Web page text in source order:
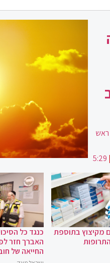
5:29
מקיצוץ בתוספת
כנגד כל
האברך חזר
החייאה של